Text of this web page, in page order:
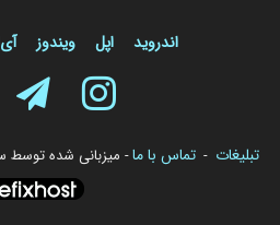
اندروید اپل ویندوز
تبلیغات - تماس با ما- میزبانی شده توسط